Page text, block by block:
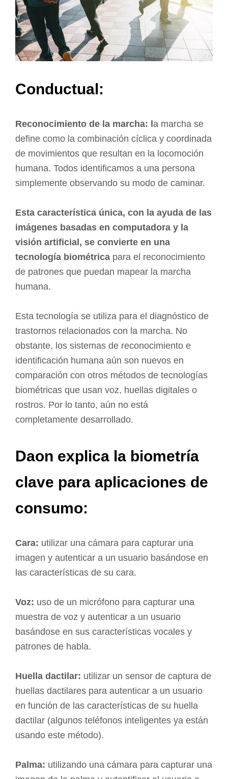
Conductual:
Reconocimiento de la marcha: la marcha se
define como la combinación cíclica y coordinada
de movimientos que resultan en la locomoción
humana. Todos identificamos a una persona
simplemente observando su modo de caminar.
Esta característica única, con la ayuda de las
imágenes basadas en computadora y la
visión artificial, se convierte en una
tecnología biométrica para el reconocimiento
de patrones que puedan mapear la marcha
humana.
Esta tecnología se utiliza para el diagnóstico de
trastornos relacionados con la marcha. No
obstante, los sistemas de reconocimiento e
identificación humana aún son nuevos en
comparación con otros métodos de tecnologías
biométricas que usan voz, huellas digitales o
rostros. Por lo tanto, aún no está
completamente desarrollado.
Daon explica la biometría
clave para aplicaciones de
consumo:
Cara: utilizar una cámara para capturar una
imagen y autenticar a un usuario basándose en
las características de su cara.
Voz: uso de un micrófono para capturar una
muestra de voz y autenticar a un usuario
basándose en sus características vocales y
patrones de habla.
Huella dactilar: utilizar un sensor de captura de
huellas dactilares para autenticar a un usuario
en función de las características de su huella
dactilar (algunos teléfonos inteligentes ya están
usando este método).
Palma: utilizando una cámara para capturar una